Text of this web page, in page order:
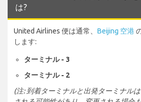
は?
United Airlines 便は通常、 Beijing 空港
します:
ターミナル - 3
ターミナル - 2
(注: 到着ターミナルと出発ターミナル